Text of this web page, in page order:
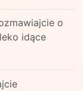
o
idące